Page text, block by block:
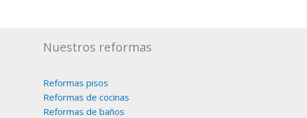
Nuestros reformas
Reformas pisos
Reformas de cocinas
Reformas de baños